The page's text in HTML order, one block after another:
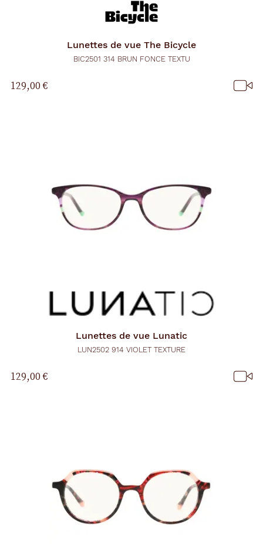
Lunettes de vue The Bicycle
BIC2501 314 BRUN FONCE TEXTU
129,00 €
Lunettes de vue Lunatic
LUN2502 914 VIOLET TEXTURE
129,00 €